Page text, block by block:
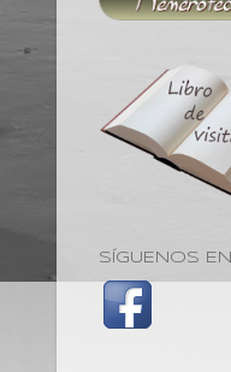
SÍGUENOS EN